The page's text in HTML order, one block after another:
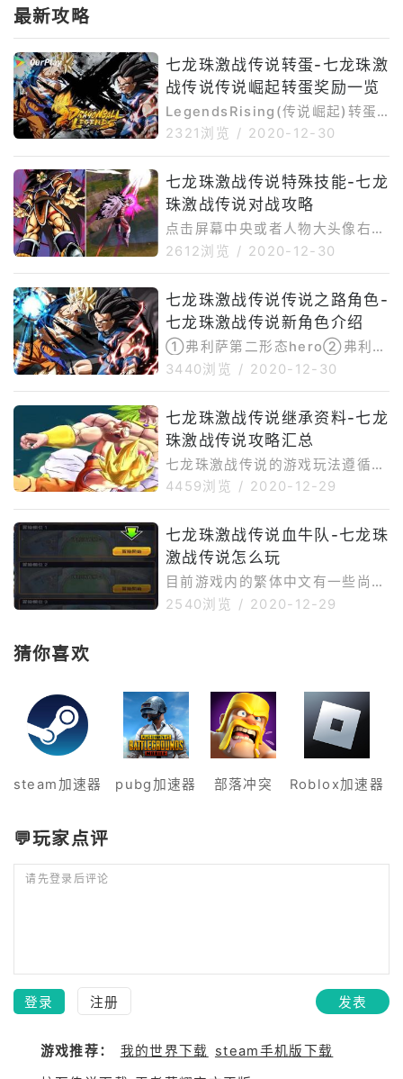
好，毕竟我真的很怕被喷😂
最新攻略
七龙珠激战传说转蛋-七龙珠激
战传说传说崛起转蛋奖励一览
LegendsRising(传说崛起)转蛋
攻略时间(6/8)16:00～(6/28)14:
2321浏览 / 2020-12-30
七龙珠激战传说特殊技能-七龙
珠激战传说对战攻略
点击屏幕中央或者人物大头像右上
角的小圆圈，摁着不动进行集气操
行闪避，注意把握好时机，如果当
前处于集气
2612浏览 / 2020-12-30
七龙珠激战传说传说之路角色-
七龙珠激战传说新角色介绍
①弗利萨第二形态hero②弗利萨
第三形态hero③弗利萨最终形态
ero⑥弗洛斯特最终形态ex
3440浏览 / 2020-12-30
七龙珠激战传说继承资料-七龙
珠激战传说攻略汇总
七龙珠激战传说的游戏玩法遵循某
些惯例和机制。游戏有一个基本的
靠近你的对手，或者你很远，你可
以进行一次
4459浏览 / 2020-12-29
七龙珠激战传说血牛队-七龙珠
激战传说怎么玩
目前游戏内的繁体中文有一些尚未
翻译到，现将一些新玩家常见的问
2540浏览 / 2020-12-29
猜你喜欢
steam加速器 pubg加速器 部落冲突 Roblox加速器
💬玩家点评
请先登录后评论
登录 注册 发表
游戏推荐： 我的世界下载 steam手机版下载